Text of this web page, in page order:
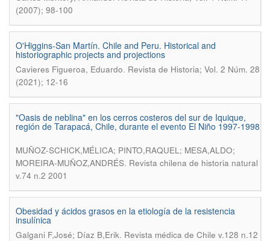
(2007); 98-100
O'Higgins-San Martín. Chile and Peru. Historical and
historiographic projects and projections
Cavieres Figueroa, Eduardo. Revista de Historia; Vol. 2 Núm. 28
(2021); 12-16
"Oasis de neblina" en los cerros costeros del sur de Iquique,
región de Tarapacá, Chile, durante el evento El Niño 1997-1998
MUÑOZ-SCHICK,MÉLICA; PINTO,RAQUEL; MESA,ALDO;
MOREIRA-MUÑOZ,ANDRÉS. Revista chilena de historia natural
v.74 n.2 2001
Obesidad y ácidos grasos en la etiología de la resistencia
insulínica
Galgani F,José; Díaz B,Erik. Revista médica de Chile v.128 n.12